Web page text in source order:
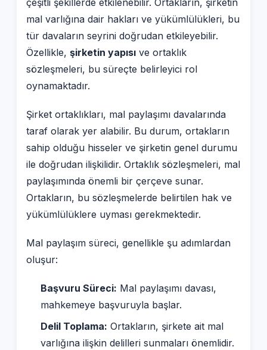
çeşitli şekillerde etkilenebilir. Ortakların, şirketin
mal varlığına dair hakları ve yükümlülükleri, bu
tür davaların seyrini doğrudan etkileyebilir.
Özellikle, şirketin yapısı ve ortaklık
sözleşmeleri, bu süreçte belirleyici rol
oynamaktadır.
Şirket ortaklıkları, mal paylaşımı davalarında
taraf olarak yer alabilir. Bu durum, ortakların
sahip olduğu hisseler ve şirketin genel durumu
ile doğrudan ilişkilidir. Ortaklık sözleşmeleri, mal
paylaşımında önemli bir çerçeve sunar.
Ortakların, bu sözleşmelerde belirtilen hak ve
yükümlülüklere uyması gerekmektedir.
Mal paylaşım süreci, genellikle şu adımlardan
oluşur:
Başvuru Süreci: Mal paylaşımı davası,
mahkemeye başvuruyla başlar.
Delil Toplama: Ortakların, şirkete ait mal
varlığına ilişkin delilleri sunmaları önemlidir.